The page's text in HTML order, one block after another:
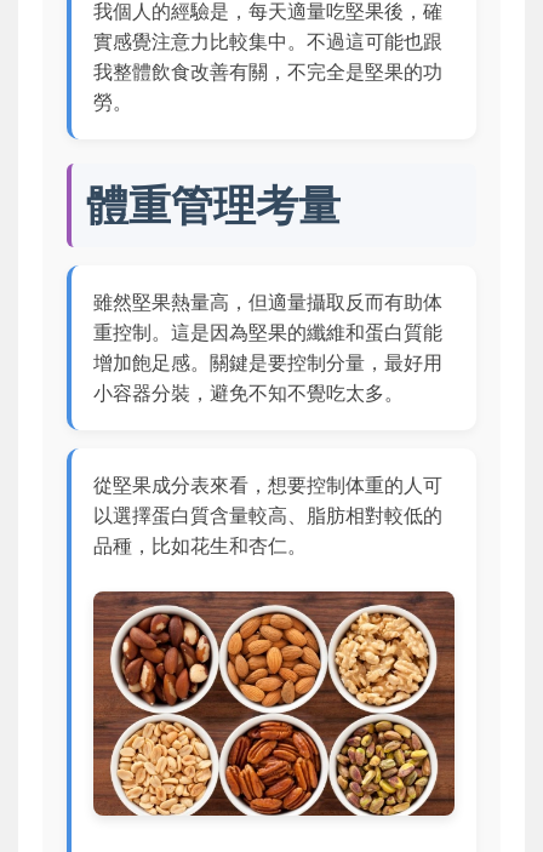
我個人的經驗是，每天適量吃堅果後，確
實感覺注意力比較集中。不過這可能也跟
我整體飲食改善有關，不完全是堅果的功
勞。
體重管理考量
雖然堅果熱量高，但適量攝取反而有助体
重控制。這是因為堅果的纖維和蛋白質能
增加飽足感。關鍵是要控制分量，最好用
小容器分裝，避免不知不覺吃太多。
從堅果成分表來看，想要控制体重的人可
以選擇蛋白質含量較高、脂肪相對較低的
品種，比如花生和杏仁。